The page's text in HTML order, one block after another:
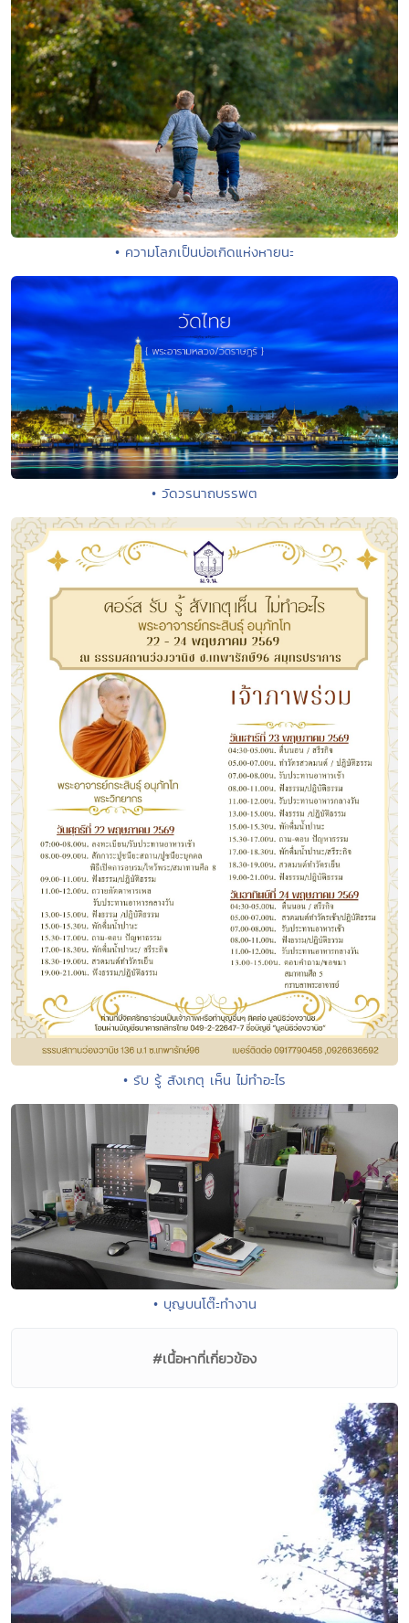
• ความโลภเป็นบ่อเกิดแห่งหายนะ
• วัดวรนาถบรรพต
• รับ รู้ สังเกตุ เห็น ไม่ทำอะไร
• บุญบนโต๊ะทำงาน
#เนื้อหาที่เกี่ยวข้อง